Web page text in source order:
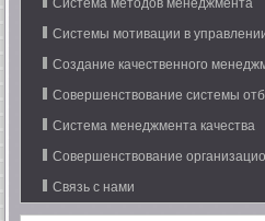
Система методов менеджмента
Системы мотивации в
Создание качественного
Совершенствование системы
Система менеджмента качества
Совершенствование
Связь с нами